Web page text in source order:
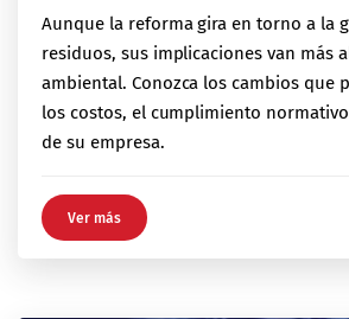
Aunque la reforma gira en torno a la
residuos, sus implicaciones van más
ambiental. Conozca los cambios que
los costos, el cumplimiento
de su empresa.
Ver más